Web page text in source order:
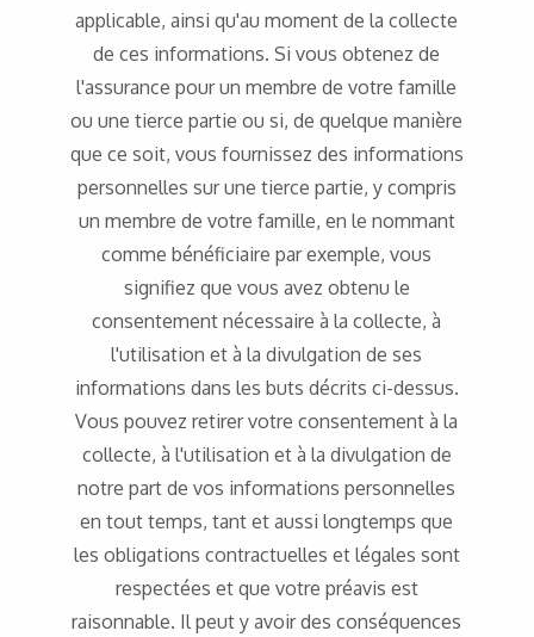
applicable, ainsi qu'au moment de la collecte
de ces informations. Si vous obtenez de
l'assurance pour un membre de votre famille
ou une tierce partie ou si, de quelque manière
que ce soit, vous fournissez des informations
personnelles sur une tierce partie, y compris
un membre de votre famille, en le nommant
comme bénéficiaire par exemple, vous
signifiez que vous avez obtenu le
consentement nécessaire à la collecte, à
l'utilisation et à la divulgation de ses
informations dans les buts décrits ci-dessus.
Vous pouvez retirer votre consentement à la
collecte, à l'utilisation et à la divulgation de
notre part de vos informations personnelles
en tout temps, tant et aussi longtemps que
les obligations contractuelles et légales sont
respectées et que votre préavis est
raisonnable. Il peut y avoir des conséquences